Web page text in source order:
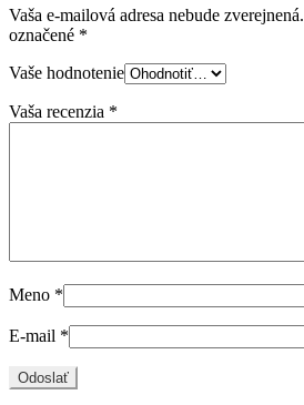
Vaša e-mailová adresa nebude zverejnená.
označené *
Vaše hodnotenie
Vaša recenzia *
Meno *
E-mail *